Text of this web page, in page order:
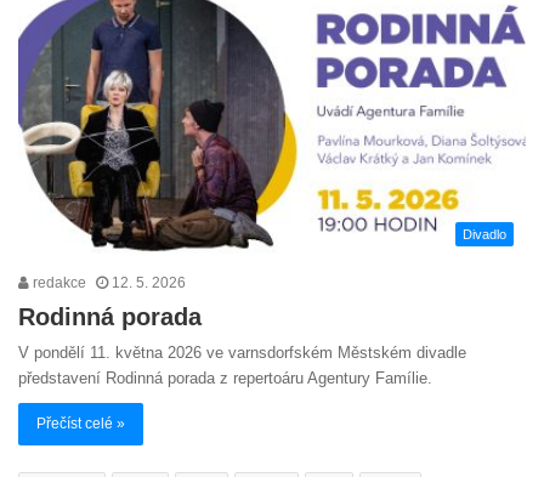
Divadlo
redakce 12. 5. 2026
Rodinná porada
V pondělí 11. května 2026 ve varnsdorfském Městském divadle
představení Rodinná porada z repertoáru Agentury Famílie.
Přečíst celé »